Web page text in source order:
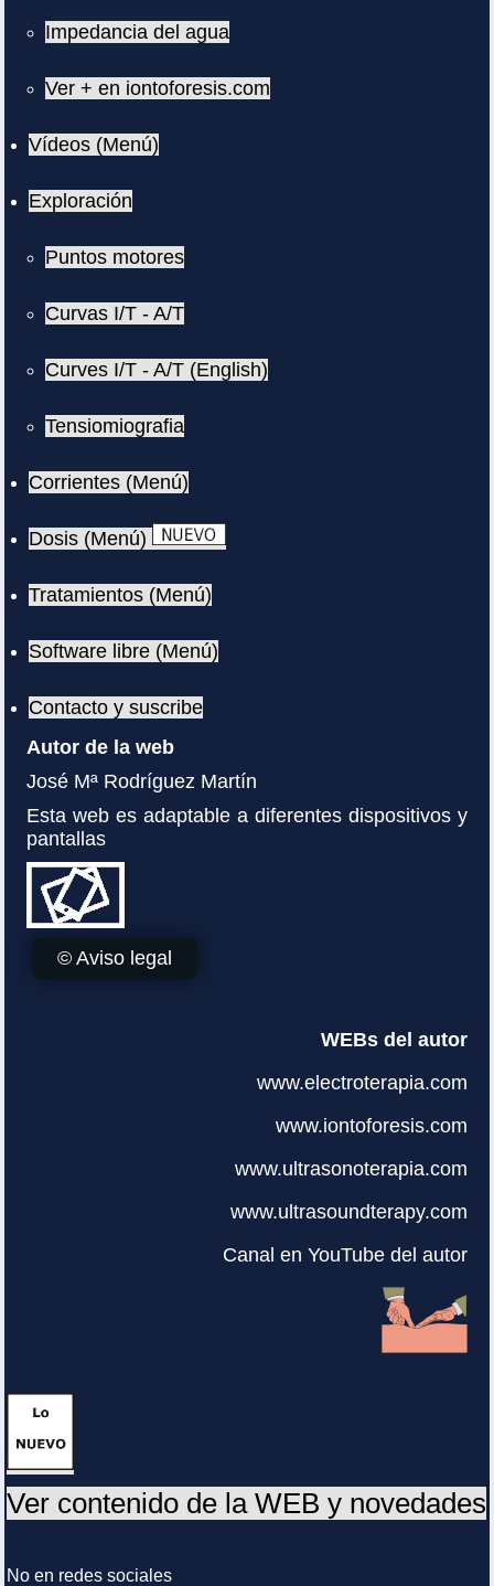
Impedancia del agua
Ver + en iontoforesis.com
Vídeos (Menú)
Exploración
Puntos motores
Curvas I/T - A/T
Curves I/T - A/T (English)
Tensiomiografia
Corrientes (Menú)
Dosis (Menú)
Tratamientos (Menú)
Software libre (Menú)
Contacto y suscribe
Autor de la web
José Mª Rodríguez Martín
Esta web es adaptable a diferentes dispositivos y
pantallas
© Aviso legal
WEBs del autor
www.electroterapia.com
www.iontoforesis.com
www.ultrasonoterapia.com
www.ultrasoundterapy.com
Canal en YouTube del autor
Ver contenido de la WEB y novedades
No en redes sociales